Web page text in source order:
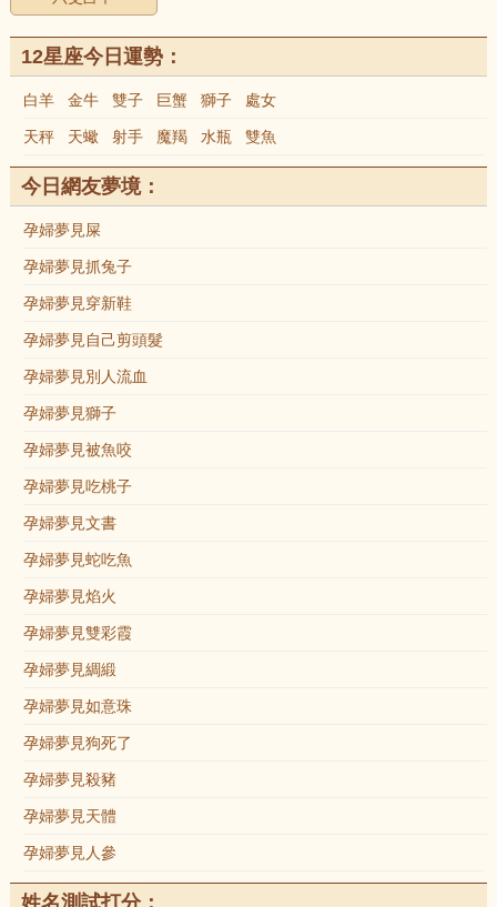
12星座今日運勢：
白羊 金牛 雙子 巨蟹 獅子 處女
天秤 天蠍 射手 魔羯 水瓶 雙魚
今日網友夢境：
孕婦夢見屎
孕婦夢見抓兔子
孕婦夢見穿新鞋
孕婦夢見自己剪頭髮
孕婦夢見別人流血
孕婦夢見獅子
孕婦夢見被魚咬
孕婦夢見吃桃子
孕婦夢見文書
孕婦夢見蛇吃魚
孕婦夢見焰火
孕婦夢見雙彩霞
孕婦夢見綢緞
孕婦夢見如意珠
孕婦夢見狗死了
孕婦夢見殺豬
孕婦夢見天體
孕婦夢見人參
姓名測試打分：